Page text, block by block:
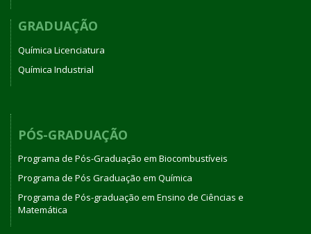
GRADUAÇÃO
Química Licenciatura
Química Industrial
PÓS-GRADUAÇÃO
Programa de Pós-Graduação em Biocombustíveis
Programa de Pós Graduação em Química
Programa de Pós-graduação em Ensino de Ciências e
Matemática